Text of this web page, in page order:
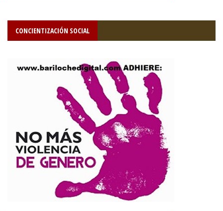
CONCIENTIZACIÓN SOCIAL